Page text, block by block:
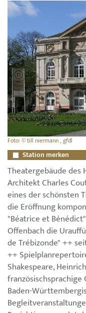
Foto: © till niermann , gfdl
Station merken
Theatergebäude des
Architekt Charles
eines der schönsten
die Eröffnung
"Béatrice et
Offenbach die
de Trébizonde" ++
++
Shakespeare,
Baden-